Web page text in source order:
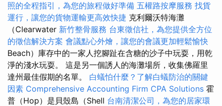
照的全程指引，為您的旅程做好準備 五權路按摩服務 找貨
運行，讓您的貨物運輸更高效快捷 克利爾沃特海灘
（Clearwater 新竹整骨服務 台東徵信社，為您提供全方位
的徵信解決方案 會議點心外燴，讓您的會議更加輕鬆愉快
Beach）庫存中的一家人挖腳趾在含糖的沙子中玩耍，用乾
淨的淺水玩耍。 這是另一個誘人的海灘場所，收集佛羅里
達州最佳假期的名單。 白蟻怕什麼？了解白蟻防治的關鍵
因素 Comprehensive Accounting Firm CPA Solutions 霍
普（Hop）是貝殼島（Shell 台南清潔公司，為您的居家環